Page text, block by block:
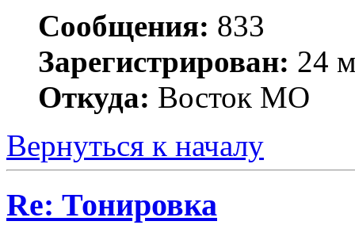
Сообщения: 833
Зарегистрирован: 24
Откуда: Восток МО
Вернуться к началу
Re: Тонировка